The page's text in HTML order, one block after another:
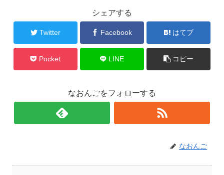
シェアする
Twitter Facebook はてブ
Pocket LINE コピー
なおんごをフォローする
なおんご